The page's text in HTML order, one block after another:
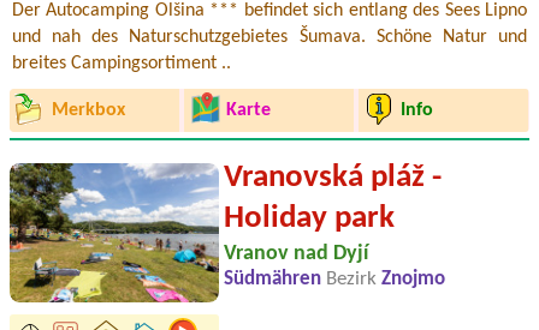
Der Autocamping Olšina *** befindet sich entlang des Sees Lipno
und nah des Naturschutzgebietes Šumava. Schöne Natur und
breites Campingsortiment ..
Merkbox Karte Info
Vranovská pláž -
Holiday park
Vranov nad Dyjí
Südmähren Bezirk Znojmo